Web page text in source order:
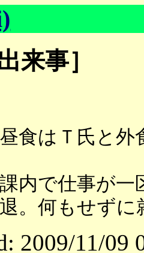
来事］
食はＴ氏と外
内で仕事が一
。何もせずに
2009/11/09